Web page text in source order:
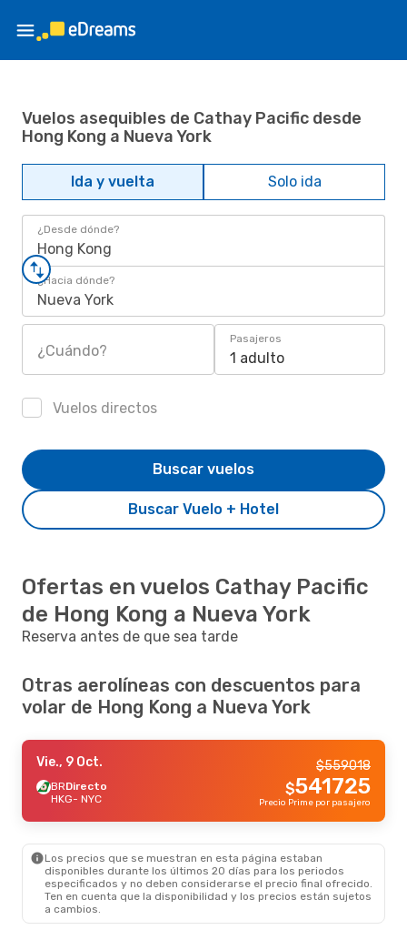
Vuelos asequibles de Cathay Pacific desde
Hong Kong a Nueva York
Ida y vuelta Solo ida
¿Desde dónde?
Hong Kong
¿Hacia dónde?
Nueva York
¿Cuándo?
Pasajeros
1 adulto
Vuelos directos
Buscar Vuelo + Hotel
Buscar vuelos
Ofertas en vuelos Cathay Pacific
de Hong Kong a Nueva York
Reserva antes de que sea tarde
Otras aerolíneas con descuentos para
volar de Hong Kong a Nueva York
Vie., 9 Oct.
BRDirecto
HKG- NYC
559018
$
541725
$
Precio Prime por pasajero
Los precios que se muestran en esta página estaban
disponibles durante los últimos 20 días para los periodos
especificados y no deben considerarse el precio final ofrecido.
Ten en cuenta que la disponibilidad y los precios están sujetos
a cambios.